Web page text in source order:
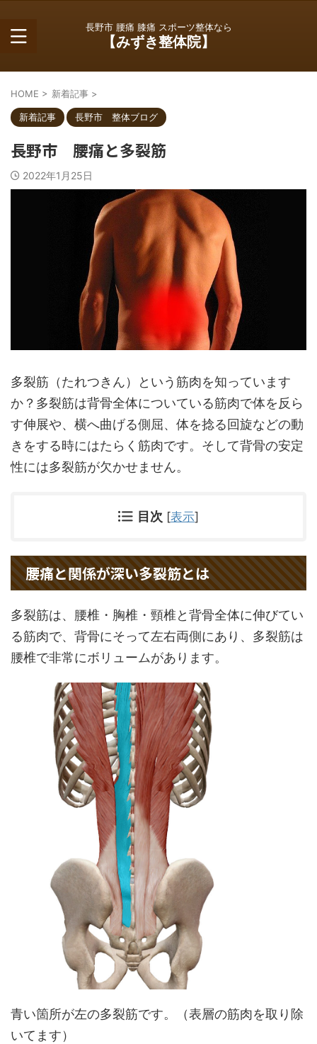
長野市 腰痛 膝痛 スポーツ整体なら
【みずき整体院】
HOME > 新着記事 >
新着記事 長野市 整体ブログ
長野市 腰痛と多裂筋
2022年1月25日
多裂筋（たれつきん）という筋肉を知っています
か？多裂筋は背骨全体についている筋肉で体を反ら
す伸展や、横へ曲げる側屈、体を捻る回旋などの動
きをする時にはたらく筋肉です。そして背骨の安定
性には多裂筋が欠かせません。
目次 [表示]
腰痛と関係が深い多裂筋とは
多裂筋は、腰椎・胸椎・頸椎と背骨全体に伸びてい
る筋肉で、背骨にそって左右両側にあり、多裂筋は
腰椎で非常にボリュームがあります。
青い箇所が左の多裂筋です。（表層の筋肉を取り除
いてます）